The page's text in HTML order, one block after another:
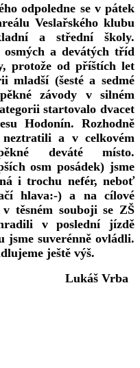
odpoledne se v pátek
Veslařského klubu
a střední školy.
a devátých tříd
protože od příštích let
mladší (šesté a sedmé
závody v silném
startovalo dvacet
Hodonín. Rozhodně
a v celkovém
deváté místo.
osm posádek) jsme
i trochu nefér, neboť
hlava:-) a na cílové
těsném souboji se ZŠ
v poslední jízdě
jsme suverénně ovládli.
ještě výš.
Lukáš Vrba